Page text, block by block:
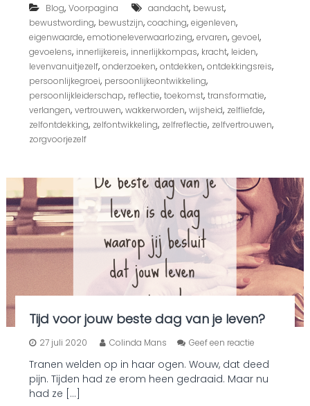
a
n
g
z
i
j
n
w
o
r
d
e
t
g
e
l
i
Blog, Voorpagina aandacht, bewust,
bewustwording, bewustzijn, coaching, eigenleven,
eigenwaarde, emotioneleverwaarlozing, ervaren, gevoel,
gevoelens, innerlijkereis, innerlijkkompas, kracht, leiden,
levenvanuitjezelf, onderzoeken, ontdekken, ontdekkingsreis,
persoonlijkegroei, persoonlijkeontwikkeling,
persoonlijkleiderschap, reflectie, toekomst, transformatie,
verlangen, vertrouwen, wakkerworden, wijsheid, zelfliefde,
zelfontdekking, zelfontwikkeling, zelfreflectie, zelfvertrouwen,
zorgvoorjezelf
Tijd voor jouw beste dag van je leven?
27 juli 2020 Colinda Mans Geef een reactieo
T
Tranen welden op in haar ogen. Wouw, dat deed
pijn. Tijden had ze erom heen gedraaid. Maar nu
had ze […]